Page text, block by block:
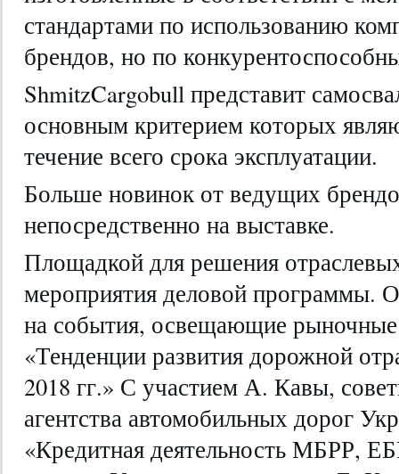
стандартами по использованию
брендов, но по
ShmitzCargobull представит
основным критерием которых
течение всего срока эксплуатации.
Больше новинок от ведущих
непосредственно на выставке.
Площадкой для решения
мероприятия деловой программы.
на события, освещающие
«Тенденции развития дорожной
2018 гг.» С участием А. Кавы,
агентства автомобильных дорог
«Кредитная деятельность МБРР,